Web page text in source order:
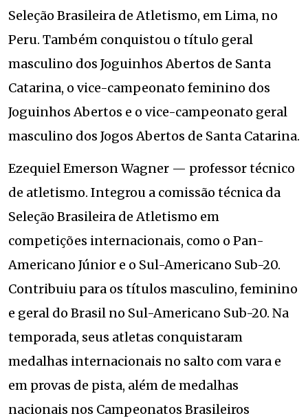
Seleção Brasileira de Atletismo, em Lima, no
Peru. Também conquistou o título geral
masculino dos Joguinhos Abertos de Santa
Catarina, o vice-campeonato feminino dos
Joguinhos Abertos e o vice-campeonato geral
masculino dos Jogos Abertos de Santa Catarina.
Ezequiel Emerson Wagner — professor técnico
de atletismo. Integrou a comissão técnica da
Seleção Brasileira de Atletismo em
competições internacionais, como o Pan-
Americano Júnior e o Sul-Americano Sub-20.
Contribuiu para os títulos masculino, feminino
e geral do Brasil no Sul-Americano Sub-20. Na
temporada, seus atletas conquistaram
medalhas internacionais no salto com vara e
em provas de pista, além de medalhas
nacionais nos Campeonatos Brasileiros